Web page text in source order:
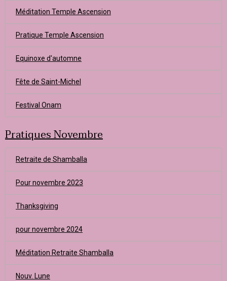
Méditation Temple Ascension
Pratique Temple Ascension
Equinoxe d'automne
Fête de Saint-Michel
Festival Onam
Pratiques Novembre
Retraite de Shamballa
Pour novembre 2023
Thanksgiving
pour novembre 2024
Méditation Retraite Shamballa
Nouv. Lune